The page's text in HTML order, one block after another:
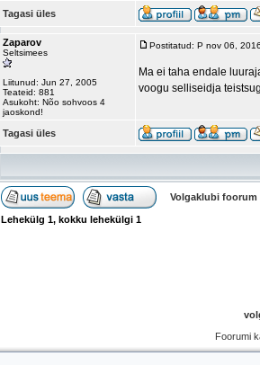
Tagasi üles
Zaparov
Seltsimees
Liitunud: Jun 27, 2005
Teateid: 881
Asukoht: Nõo sohvoos 4
jaoskond!
Postitatud: P nov 06,
Ma ei taha endale
voogu selliseidja
Tagasi üles
Volgaklubi foorum
Lehekülg 1, kokku lehekülgi 1
Foorumi